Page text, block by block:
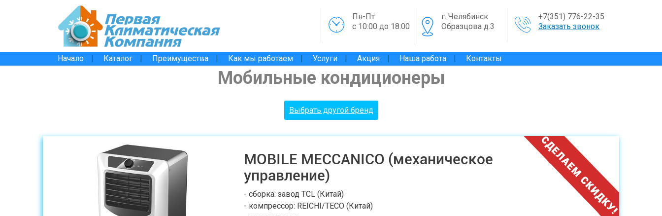
+7(351) 776-22-35
Заказать звонок
г. Челябинск
Образцова д.3
Пн-Пт
с 10:00 до 18:00
Начало Каталог Преимущества Как мы работаем Услуги Акция Наша работа Контакты
Мобильные кондиционеры
Выбрать другой бренд
MOBILE MECCANICO (механическое
управление)
- сборка: завод TCL (Китай)
- компрессор: REICHI/TECO (Китай)